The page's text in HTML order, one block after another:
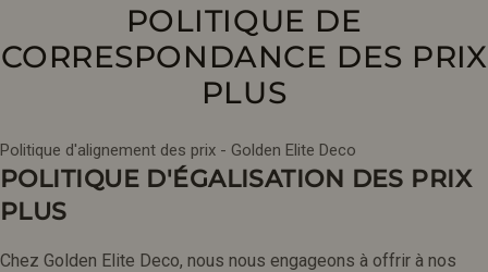
POLITIQUE DE
CORRESPONDANCE DES PRIX
PLUS
Politique d'alignement des prix - Golden Elite Deco
POLITIQUE D'ÉGALISATION DES PRIX
PLUS
Chez Golden Elite Deco, nous nous engageons à offrir à nos